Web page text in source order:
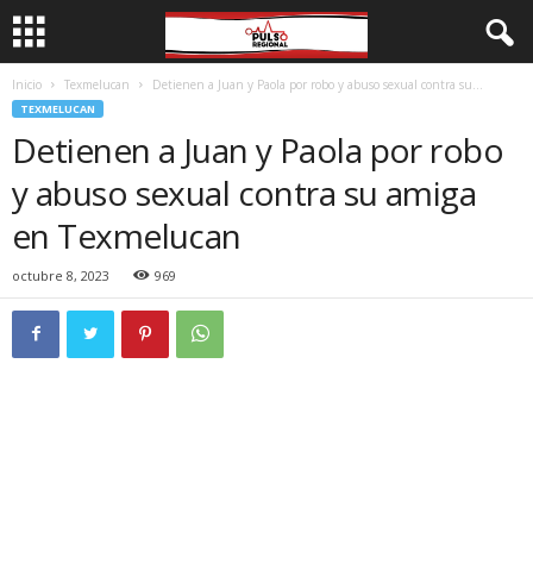
Inicio Texmelucan Detienen a Juan y Paola por robo y abuso sexual contra su...
TEXMELUCAN
Detienen a Juan y Paola por robo
y abuso sexual contra su amiga
en Texmelucan
octubre 8, 2023 969